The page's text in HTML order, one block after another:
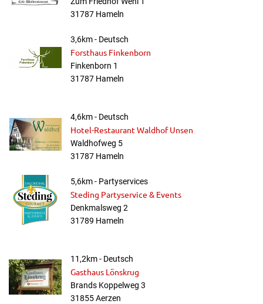
31787 Hameln
3,6km - Deutsch
Forsthaus Finkenborn
Finkenborn 1
31787 Hameln
4,6km - Deutsch
Hotel-Restaurant Waldhof Unsen
Waldhofweg 5
31787 Hameln
5,6km - Partyservices
Steding Partyservice & Events
Denkmalsweg 2
31789 Hameln
11,2km - Deutsch
Gasthaus Lönskrug
Brands Koppelweg 3
31855 Aerzen